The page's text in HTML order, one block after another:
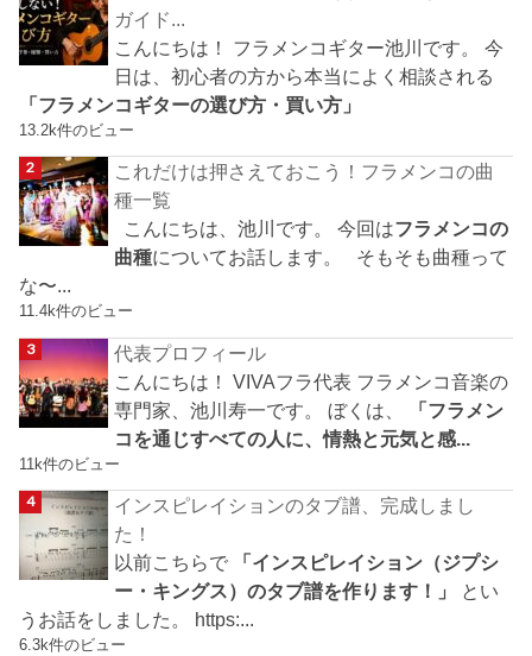
ガイド...
こんにちは！ フラメンコギター池川です。 今
日は、初心者の方から本当によく相談される
「フラメンコギターの選び方・買い方」
13.2k件のビュー
これだけは押さえておこう！フラメンコの曲
種一覧
こんにちは、池川です。 今回はフラメンコの
曲種についてお話します。 そもそも曲種って
な〜...
11.4k件のビュー
代表プロフィール
こんにちは！ VIVAフラ代表 フラメンコ音楽の
専門家、池川寿一です。 ぼくは、
「フラメン
コを通じすべての人に、情熱と元気と感...
11k件のビュー
インスピレイションのタブ譜、完成しまし
た！
以前こちらで
「インスピレイション（ジプシ
ー・キングス）のタブ譜を作ります！」
とい
うお話をしました。 https:...
6.3k件のビュー